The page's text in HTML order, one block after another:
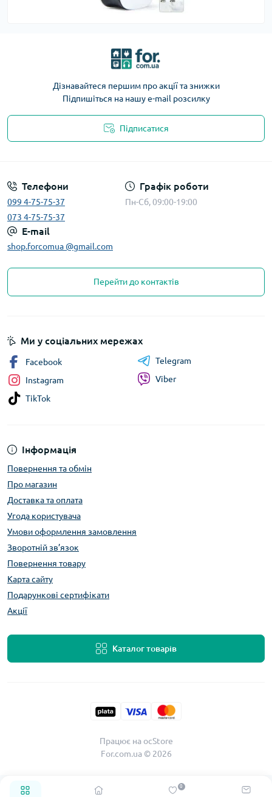
0
Дізнавайтеся першим про акції та знижки
Підпишіться на нашу e-mail розсилку
Підписатися
Телефони
099 4-75-75-37
073 4-75-75-37
Графік роботи
Пн-Сб, 09:00-19:00
E-mail
shop.forcomua @gmail.com
Перейти до контактів
Інформація
Повернення та обмін
Про магазин
Доставка та оплата
Угода користувача
Умови оформлення замовлення
Зворотній зв’язок
Повернення товару
Карта сайту
Подарункові сертифікати
Акції
Каталог товарів
Ми у соціальних мережах
Facebook
Instagram
TikTok
Telegram
Viber
Працює наocStore
For.com.ua © 2026